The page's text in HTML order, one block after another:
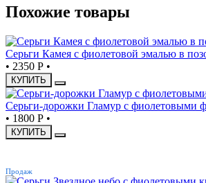
Похожие товары
Серьги Камея с фиолетовой эмалью в
• 2350 Р •
КУПИТЬ
Серьги-дорожки Гламур с фиолетовыми
• 1800 Р •
КУПИТЬ
Продаж